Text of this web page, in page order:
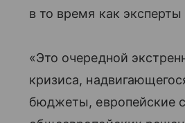
в то время как
«Это очередной
кризиса,
бюджеты, европейские